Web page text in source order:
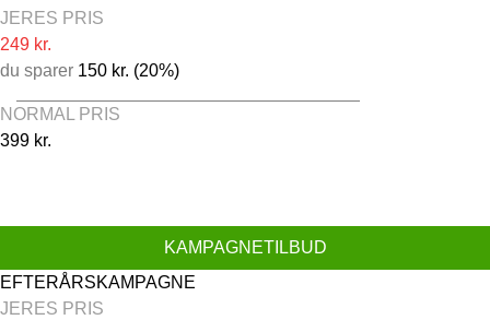
JERES PRIS
249 kr.
du sparer 150 kr. (20%)
NORMAL PRIS
399 kr.
KAMPAGNETILBUD
EFTERÅRSKAMPAGNE
JERES PRIS